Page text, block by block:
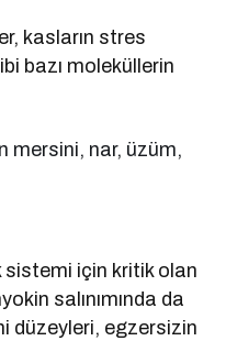
kasların stres
bazı moleküllerin
mersini, nar, üzüm,
sistemi için kritik olan
salınımında da
düzeyleri, egzersizin